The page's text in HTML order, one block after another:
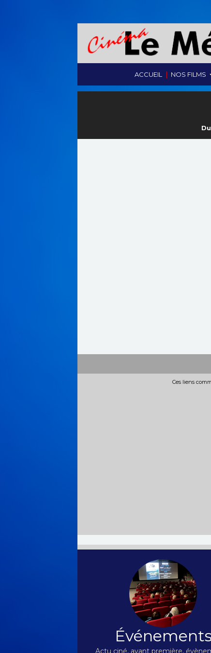
ACCUEIL | NOS FILMS
Ces liens
Actu ciné, avant première,